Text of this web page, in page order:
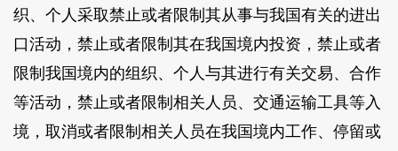
织、个人采取禁止或者限制其从事与我国有关的进出
口活动，禁止或者限制其在我国境内投资，禁止或者
限制我国境内的组织、个人与其进行有关交易、合作
等活动，禁止或者限制相关人员、交通运输工具等入
境，取消或者限制相关人员在我国境内工作、停留或